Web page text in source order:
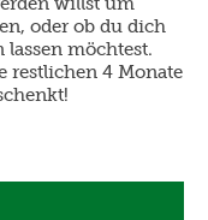
oder ob du dich
möchtest.
restlichen 4 Monate